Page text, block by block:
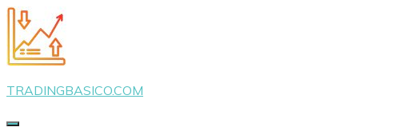
Saltar
al
contenido
TRADINGBASICO.COM